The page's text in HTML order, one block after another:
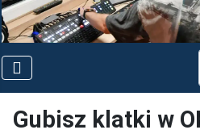
Gubisz klatki w